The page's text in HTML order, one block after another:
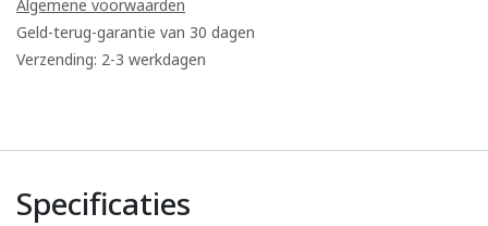
Algemene voorwaarden
Geld-terug-garantie van 30 dagen
Verzending: 2-3 werkdagen
Specificaties